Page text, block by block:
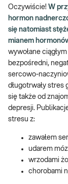
Oczywiście! W
hormon
się natomiast
mianem
wywołane
bezpośredni,
sercowo-
długotrwały stres
się także od
depresji.
stresu z:
zawałem
udarem
wrzodami
chorobami